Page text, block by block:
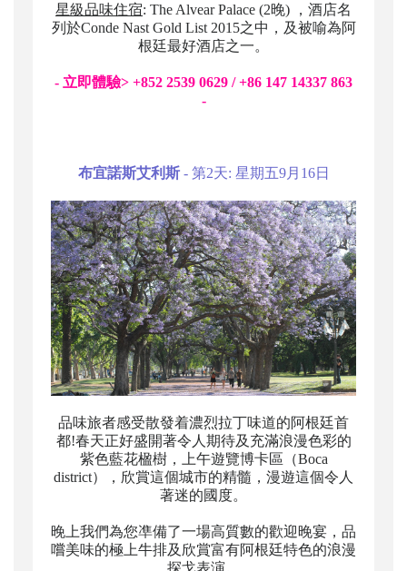
星級品味住宿: The Alvear Palace (2晚) ，酒店名
列於Conde Nast Gold List 2015之中，及被喻為阿
根廷最好酒店之一。
- 立即體驗> +852 2539 0629 / +86 147 14337 863
-
布宜諾斯艾利斯- 第2天: 星期五9月16日
品味旅者感受散發着濃烈拉丁味道的阿根廷首
都!春天正好盛開著令人期待及充滿浪漫色彩的
紫色藍花楹樹，上午遊覽博卡區（Boca
district），欣賞這個城市的精髓，漫遊這個令人
著迷的國度。
晚上我們為您凖備了一場高質數的歡迎晚宴，品
嚐美味的極上牛排及欣賞富有阿根廷特色的浪漫